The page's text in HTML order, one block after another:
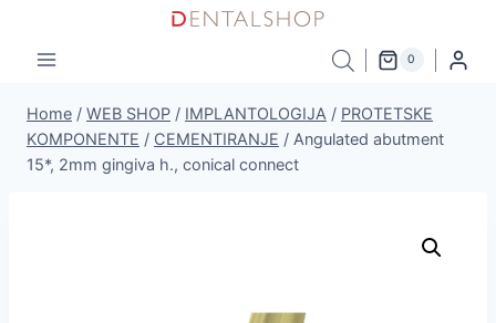
content
0
Home / WEB SHOP / IMPLANTOLOGIJA / PROTETSKE
KOMPONENTE / CEMENTIRANJE / Angulated abutment
15*, 2mm gingiva h., conical connect